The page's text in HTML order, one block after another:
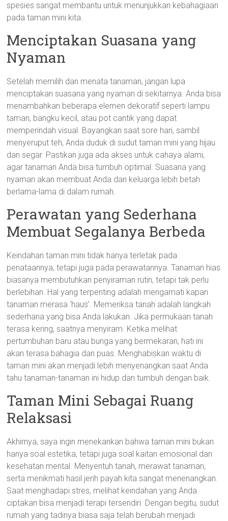
spesies sangat membantu untuk menunjukkan kebahagiaan
pada taman mini kita.
Menciptakan Suasana yang
Nyaman
Setelah memilih dan menata tanaman, jangan lupa
menciptakan suasana yang nyaman di sekitarnya. Anda bisa
menambahkan beberapa elemen dekoratif seperti lampu
taman, bangku kecil, atau pot cantik yang dapat
memperindah visual. Bayangkan saat sore hari, sambil
menyeruput teh, Anda duduk di sudut taman mini yang hijau
dan segar. Pastikan juga ada akses untuk cahaya alami,
agar tanaman Anda bisa tumbuh optimal. Suasana yang
nyaman akan membuat Anda dan keluarga lebih betah
berlama-lama di dalam rumah.
Perawatan yang Sederhana
Membuat Segalanya Berbeda
Keindahan taman mini tidak hanya terletak pada
penataannya, tetapi juga pada perawatannya. Tanaman hias
biasanya membutuhkan penyiraman rutin, tetapi tak perlu
berlebihan. Hal yang terpenting adalah mengamati kapan
tanaman merasa ‘haus’. Memeriksa tanah adalah langkah
sederhana yang bisa Anda lakukan. Jika permukaan tanah
terasa kering, saatnya menyiram. Ketika melihat
pertumbuhan baru atau bunga yang bermekaran, hati ini
akan terasa bahagia dan puas. Menghabiskan waktu di
taman mini akan menjadi lebih menyenangkan saat Anda
tahu tanaman-tanaman ini hidup dan tumbuh dengan baik.
Taman Mini Sebagai Ruang
Relaksasi
Akhirnya, saya ingin menekankan bahwa taman mini bukan
hanya soal estetika, tetapi juga soal kaitan emosional dan
kesehatan mental. Menyentuh tanah, merawat tanaman,
serta menikmati hasil jerih payah kita sangat menenangkan.
Saat menghadapi stres, melihat keindahan yang Anda
ciptakan bisa menjadi terapi tersendiri. Dengan begitu, sudut
rumah yang tadinya biasa saja telah berubah menjadi